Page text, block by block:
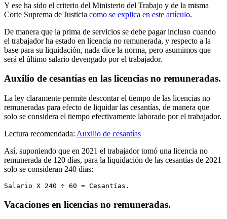
Y ese ha sido el criterio del Ministerio del Trabajo y de la misma
Corte Suprema de Justicia como se explica en este artículo.
De manera que la prima de servicios se debe pagar incluso cuando
el trabajador ha estado en licencia no remunerada, y respecto a la
base para su liquidación, nada dice la norma, pero asumimos que
será el último salario devengado por el trabajador.
Auxilio de cesantías en las licencias no remuneradas.
La ley claramente permite descontar el tiempo de las licencias no
remuneradas para efecto de liquidar las cesantías, de manera que
solo se considera el tiempo efectivamente laborado por el trabajador.
Lectura recomendada: Auxilio de cesantías
Así, suponiendo que en 2021 el trabajador tomó una licencia no
remunerada de 120 días, para la liquidación de las cesantías de 2021
solo se consideran 240 días:
Salario X 240 ÷ 60 = Cesantías.
Vacaciones en licencias no remuneradas.